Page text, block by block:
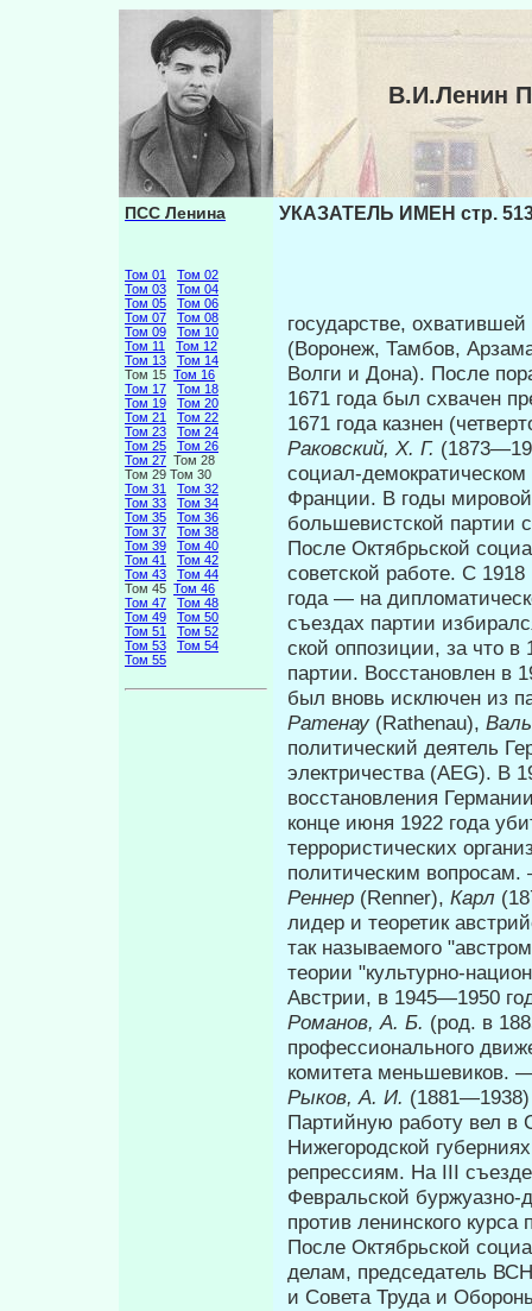
В.И.Ленин
ПСС Ленина
Том 01
Том 02
Том 03
Том 04
Том 05
Том 06
Том 07
Том 08
Том 09
Том 10
Том 11
Том 12
Том 13
Том 14
Том 15 Том 16
Том 17
Том 18
Том 19
Том 20
Том 21
Том 22
Том 23
Том 24
Том 25
Том 26
Том 27 Том 28
Том 29 Том 30
Том 31
Том 32
Том 33
Том 34
Том 35
Том 36
Том 37
Том 38
Том 39
Том 40
Том 41
Том 42
Том 43
Том 44
Том 45 Том 46
Том 47
Том 48
Том 49
Том 50
Том 51
Том 52
Том 53
Том 54
Том 55
УКАЗАТЕЛЬ ИМЕН стр.
государстве,
(Воронеж, Тамбов,
Волги и Дона). После
1671 года был схвачен
1671 года казнен
Раковский, X. Г.
социал-
Франции. В годы
большевистской партии
После Октябрьской
советской работе. С
года — на
съездах партии
ской оппозиции, за что
партии. Восстановлен в
был вновь исключен из
Ратенау (Rathenau),
политический деятель
электричества (AEG). В
восстановления
конце июня 1922 года
террористических
политическим
Реннер (Renner), Карл
лидер и теоретик
так называемого
теории "культурно-
Австрии, в 1945—1950
Романов, А. Б. (род. в
профессионального
комитета меньшевиков.
Рыков, А. И.
Партийную работу вел в
Нижегородской
репрессиям. На III
Февральской бур­жуазно-
против ленинского
После Октябрьской
делам, председатель
и Совета Труда и